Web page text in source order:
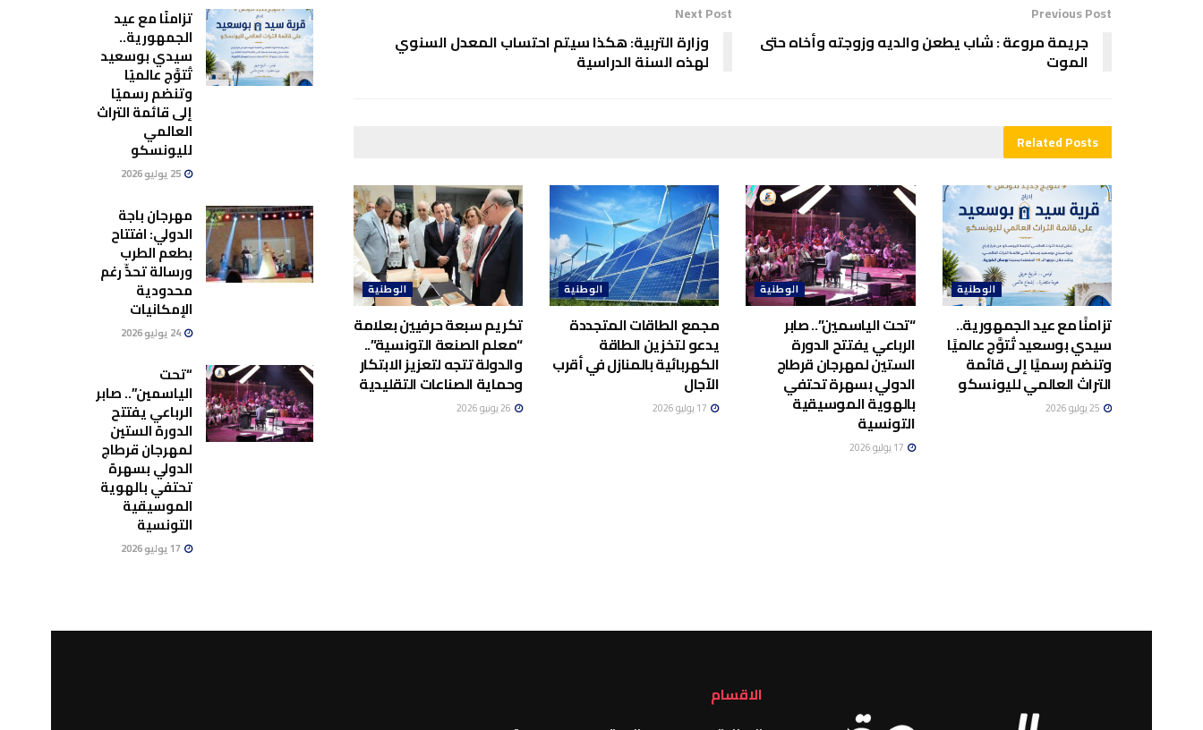
Previous Post
جريمة مروعة : شاب يطعن والديه وزوجته وأخاه حتى
الموت
Next Post
وزارة التربية: هكذا سيتم احتساب المعدل السنوي
لهذه السنة الدراسية
RelatedPosts
الوطنية
تزامنًا مع عيد الجمهورية..
سيدي بوسعيد تُتوَّج عالميًا
وتنضم رسميًا إلى قائمة
التراث العالمي لليونسكو
الوطنية
“تحت الياسمين”.. صابر
الرباعي يفتتح الدورة
الستين لمهرجان قرطاج
الدولي بسهرة تحتفي
بالهوية الموسيقية
التونسية
الوطنية
مجمع الطاقات المتجددة
يدعو لتخزين الطاقة
الكهربائية بالمنازل في أقرب
الآجال
الوطنية
تكريم سبعة حرفيين بعلامة
“معلم الصنعة التونسية”..
والدولة تتجه لتعزيز الابتكار
وحماية الصناعات التقليدية
تزامنًا مع عيد
الجمهورية..
سيدي بوسعيد
تُتوَّج عالميًا
وتنضم رسميًا
إلى قائمة التراث
العالمي
لليونسكو
25 يوليو 2026
مهرجان باجة
الدولي: افتتاح
بطعم الطرب
ورسالة تحدٍّ رغم
محدودية
الإمكانيات
24 يوليو 2026
“تحت
الياسمين”.. صابر
الرباعي يفتتح
الدورة الستين
لمهرجان قرطاج
الدولي بسهرة
تحتفي بالهوية
الموسيقية
التونسية
الاقسام